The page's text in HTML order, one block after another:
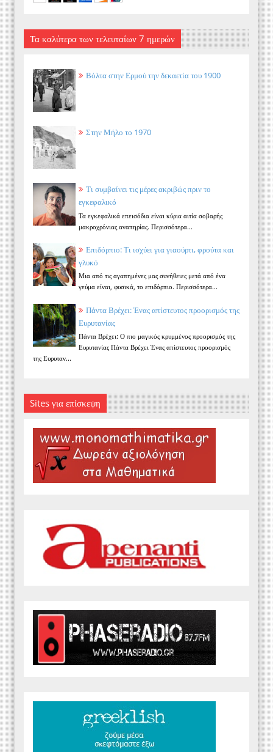
Τα καλύτερα των τελευταίων 7 ημερών
Βόλτα στην Ερμού την δεκαετία του 1900
Στην Μήλο το 1970
Τι συμβαίνει τις μέρες ακριβώς πριν το
εγκεφαλικό
Τα εγκεφαλικά επεισόδια είναι κύρια αιτία σοβαρής
μακροχρόνιας αναπηρίας. Περισσότερα...
Επιδόρπιο: Τι ισχύει για γιαούρτι, φρούτα και
γλυκό
Μια από τις αγαπημένες μας συνήθειες μετά από ένα
γεύμα είναι, φυσικά, το επιδόρπιο. Περισσότερα...
Πάντα Βρέχει: Ένας απίστευτος προορισμός της
Ευρυτανίας
Πάντα Βρέχει: Ο πιο μαγικός κρυμμένος προορισμός της
Ευρυτανίας Πάντα Βρέχει Ένας απίστευτος προορισμός
της Ευρυταν...
Sites για επίσκεψη